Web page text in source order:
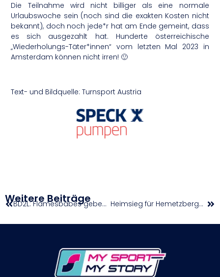
Die Teilnahme wird nicht billiger als eine normale
Urlaubswoche sein (noch sind die exakten Kosten nicht
bekannt), doch noch jede*r hat am Ende gemeint, dass
es sich ausgezahlt hat. Hunderte österreichische
„Wiederholungs-Täter*innen“ vom letzten Mal 2023 in
Amsterdam können nicht irren! 🙂
Text- und Bildquelle: Turnsport Austria
Weitere Beiträge BD2L: Flamesbabes geben sich in Klagenfurt keine Blöße Heimsieg für Hemetzberger | Thiem Academy Burgenland Open powered by Wilson